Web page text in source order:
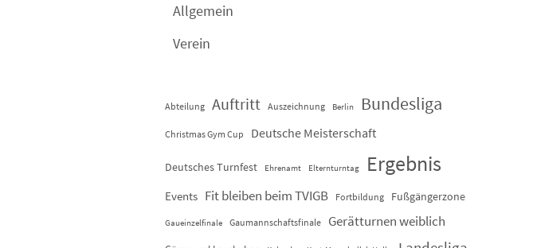
Allgemein
Verein
Abteilung Auftritt Auszeichnung Berlin Bundesliga
Christmas Gym Cup Deutsche Meisterschaft
Deutsches Turnfest Ehrenamt Elternturntag Ergebnis
Events Fit bleiben beim TVIGB Fortbildung Fußgängerzone
Gaueinzelfinale Gaumannschaftsfinale Gerätturnen weiblich